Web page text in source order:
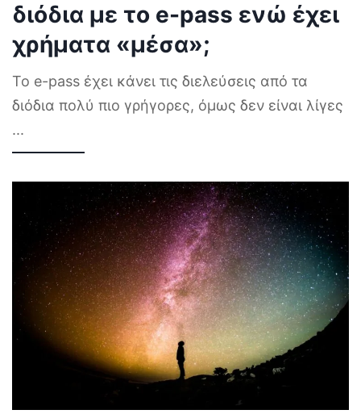
διόδια με το e-pass ενώ έχει
χρήματα «μέσα»;
Το e-pass έχει κάνει τις διελεύσεις από τα
διόδια πολύ πιο γρήγορες, όμως δεν είναι λίγες
...